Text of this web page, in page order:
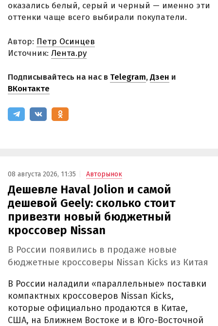
оказались белый, серый и черный — именно эти
оттенки чаще всего выбирали покупатели.
Автор: Петр Осинцев
Источник: Лента.ру
Подписывайтесь на нас в Telegram,Дзен и
ВКонтакте
08 августа 2026, 11:35 Авторынок
Дешевле Haval Jolion и самой
дешевой Geely: сколько стоит
привезти новый бюджетный
кроссовер Nissan
В России появились в продаже новые
бюджетные кроссоверы Nissan Kicks из Китая
В России наладили «параллельные» поставки
компактных кроссоверов Nissan Kicks,
которые официально продаются в Китае,
США, на Ближнем Востоке и в Юго-Восточной